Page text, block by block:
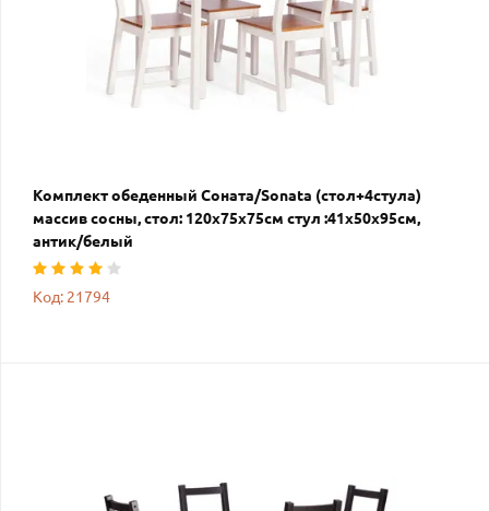
Комплект обеденный Соната/Sonata (стол+4стула)
массив сосны, стол: 120х75х75см стул :41х50х95см,
антик/белый
Код: 21794